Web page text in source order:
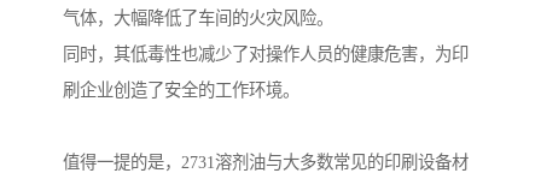
气体，大幅降低了车间的火灾风险。
同时，其低毒性也减少了对操作人员的健康危害，为印
刷企业创造了安全的工作环境。
值得一提的是，2731溶剂油与大多数常见的印刷设备材